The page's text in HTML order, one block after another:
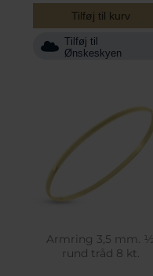
Tilføj til kurv
Tilføj til
Ønskeskyen
Armring 3,5 mm. ½
rund tråd 8 kt.